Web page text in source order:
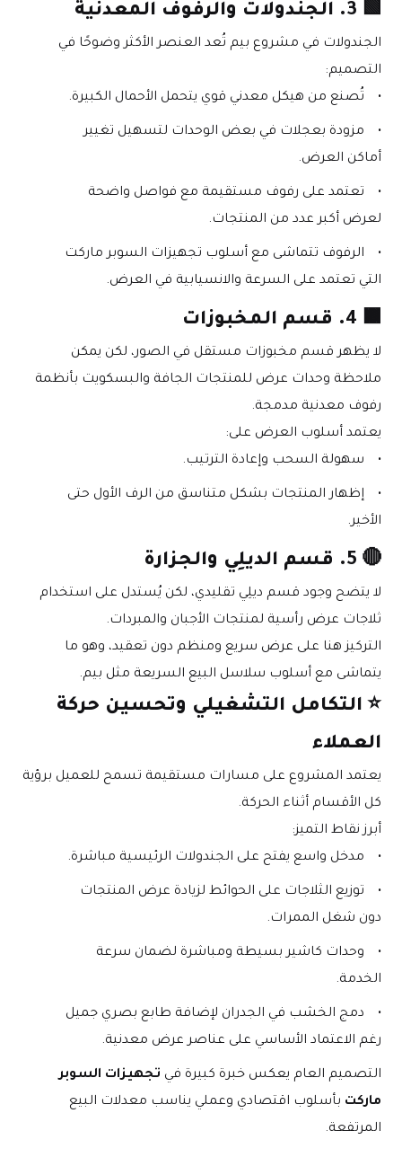
🟩 3. الجندولات والرفوف المعدنية
التصميم:
تُصنع من هيكل معدني قوي يتحمل الأحمال الكبيرة.
مزودة بعجلات في بعض الوحدات لتسهيل تغيير
أماكن العرض.
لعرض أكبر عدد من المنتجات.
التي تعتمد على السرعة والانسيابية في العرض.
🟫 4. قسم المخبوزات
رفوف معدنية مدمجة.
يعتمد أسلوب العرض على:
سهولة السحب وإعادة الترتيب.
الأخير.
🔴 5. قسم الديلِي والجزارة
ثلاجات عرض رأسية لمنتجات الأجبان والمبردات.
يتماشى مع أسلوب سلاسل البيع السريعة مثل بيم.
⭐
العملاء
كل الأقسام أثناء الحركة.
أبرز نقاط التميز:
مدخل واسع يفتح على الجندولات الرئيسية مباشرة.
دون شغل الممرات.
الخدمة.
رغم الاعتماد الأساسي على عناصر عرض معدنية.
التصميم العام يعكس خبرة كبيرة في
تجهيزات السوبر
ماركت
المرتفعة.